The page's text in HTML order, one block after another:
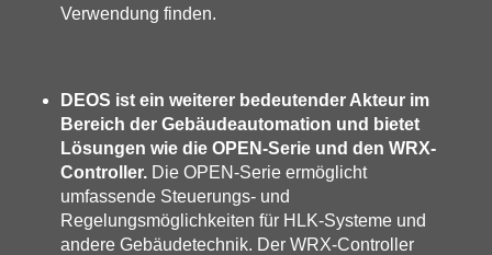
Verwendung finden.
DEOS ist ein weiterer bedeutender Akteur im
Bereich der Gebäudeautomation und bietet
Lösungen wie die OPEN-Serie und den WRX-
Controller. Die OPEN-Serie ermöglicht
umfassende Steuerungs- und
Regelungsmöglichkeiten für HLK-Systeme und
andere Gebäudetechnik. Der WRX-Controller